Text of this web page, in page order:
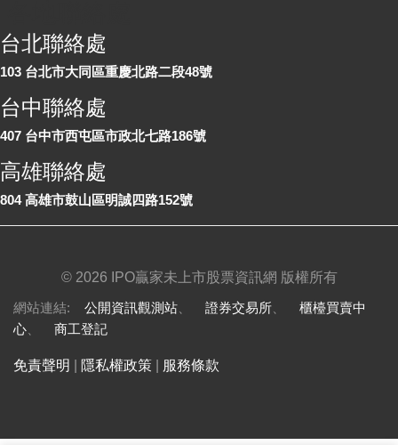
台北聯絡處
103 台北市大同區重慶北路二段48號
台中聯絡處
407 台中市西屯區市政北七路186號
高雄聯絡處
804 高雄市鼓山區明誠四路152號
© 2026 IPO贏家未上市股票資訊網 版權所有
網站連結: 公開資訊觀測站 證券交易所
櫃檯買賣中
心
商工登記
免責聲明 隱私權政策 服務條款